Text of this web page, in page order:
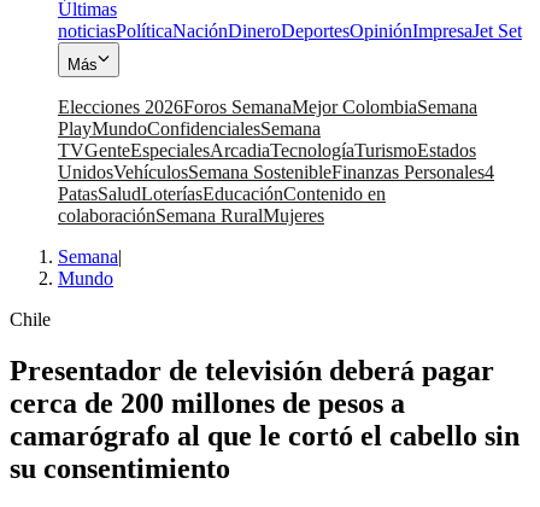
Últimas
noticiasPolíticaNaciónDineroDeportesOpiniónImpresaJet Set
Más
Elecciones 2026Foros SemanaMejor ColombiaSemana
PlayMundoConfidencialesSemana
TVGenteEspecialesArcadiaTecnologíaTurismoEstados
UnidosVehículosSemana SostenibleFinanzas Personales4
PatasSaludLoteríasEducaciónContenido en
colaboraciónSemana RuralMujeres
Semana|
Mundo
Chile
Presentador de televisión deberá pagar
cerca de 200 millones de pesos a
camarógrafo al que le cortó el cabello sin
su consentimiento